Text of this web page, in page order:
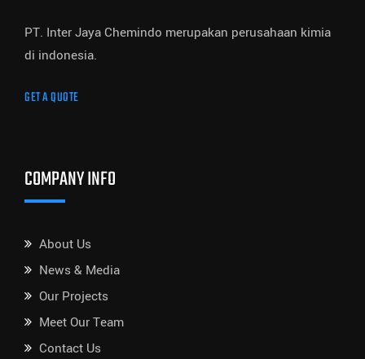
PT. Inter Jaya Chemindo merupakan perusahaan kimia
di indonesia.
GET A QUOTE
COMPANY INFO
About Us
News & Media
Our Projects
Meet Our Team
Contact Us